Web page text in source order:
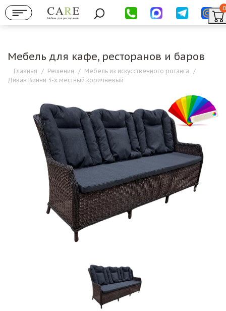
Мебель для ресторанов
0
Мебель для кафе, ресторанов и баров
Главная / Решения / Мебель из искусственного ротанга /
Диван Винни 3-х местный коричневый